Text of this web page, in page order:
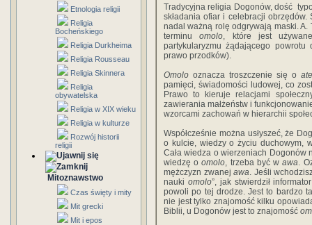
Etnologia religii
Religia
Bocheńskiego
Religia Durkheima
Religia Rousseau
Religia Skinnera
Religia
obywatelska
Religia w XIX wieku
Religia w kulturze
Rozwój historii
religii
Mitoznawstwo
Czas święty i mity
Mit grecki
Mit i epos
Tradycyjna religia Dogonów, dość
składania ofiar i celebracji
nadal ważną rolę odgrywają maski.
terminuomolo, które jest
partykularyzmu żądającego
prawo przodków).
Omolo oznacza troszczenie się o
pamięci, świadomości ludowej, co
Prawo to kieruje relacjami
zawierania małżeństw i
wzorcami zachowań w hierarchii
Współcześnie można usłyszeć, że
o kulcie, wiedzy o życiu duchowym,
Cała wiedza o wierzeniach Dogonów
wiedzę oomolo, trzeba być wawa.
mężczyzn zwanejawa. Jeśli
nauki omolo”, jak stwierdził
powoli po tej drodze. Jest to bardzo
nie jest tylko znajomość kilku
Biblii, u Dogonów jest to znajomość